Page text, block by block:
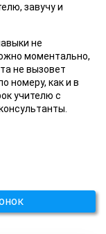
завучу и
не
моментально,
не вызовет
номеру, как и в
учителю с